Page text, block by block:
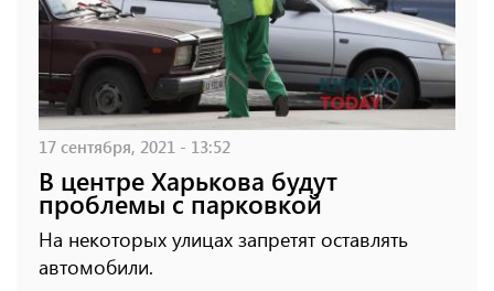
17 сентября, 2021 - 13:52
В центре Харькова будут
проблемы с парковкой
На некоторых улицах запретят оставлять
автомобили.